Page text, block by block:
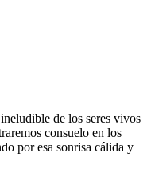
de los seres vivos
consuelo en los
por esa sonrisa cálida y